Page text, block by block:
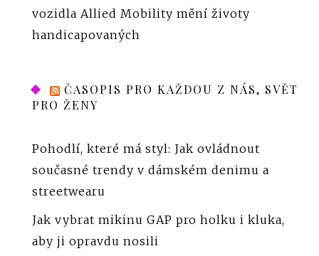
vozidla Allied Mobility mění životy
handicapovaných
ČASOPIS PRO KAŽDOU Z NÁS, SVĚT
PRO ŽENY
Pohodlí, které má styl: Jak ovládnout
současné trendy v dámském denimu a
streetwearu
Jak vybrat mikinu GAP pro holku i kluka,
aby ji opravdu nosili